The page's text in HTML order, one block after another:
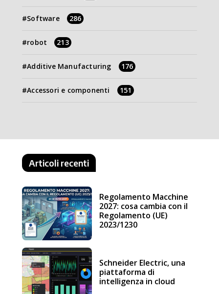
Software 286
robot 213
Additive Manufacturing 176
Accessori e componenti 151
Articoli recenti
Regolamento Macchine
2027: cosa cambia con il
Regolamento (UE)
2023/1230
Schneider Electric, una
piattaforma di
intelligenza in cloud